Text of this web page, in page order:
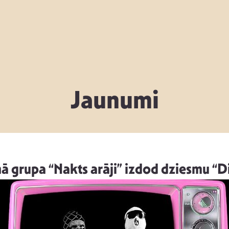
Jaunumi
grupa “Nakts arāji” izdod dziesmu